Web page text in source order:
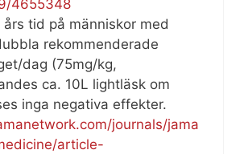
4655348
års tid på människor med
rekommenderade
dag (75mg/kg,
ca. 10L lightläsk om
inga negativa effekter.
journals/jama
article-